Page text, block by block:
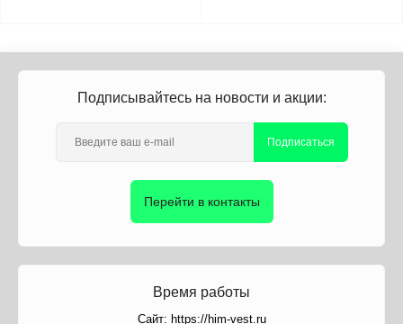
Подписывайтесь на новости и акции:
Подписаться
Перейти в контакты
Время работы
Сайт: https://him-vest.ru